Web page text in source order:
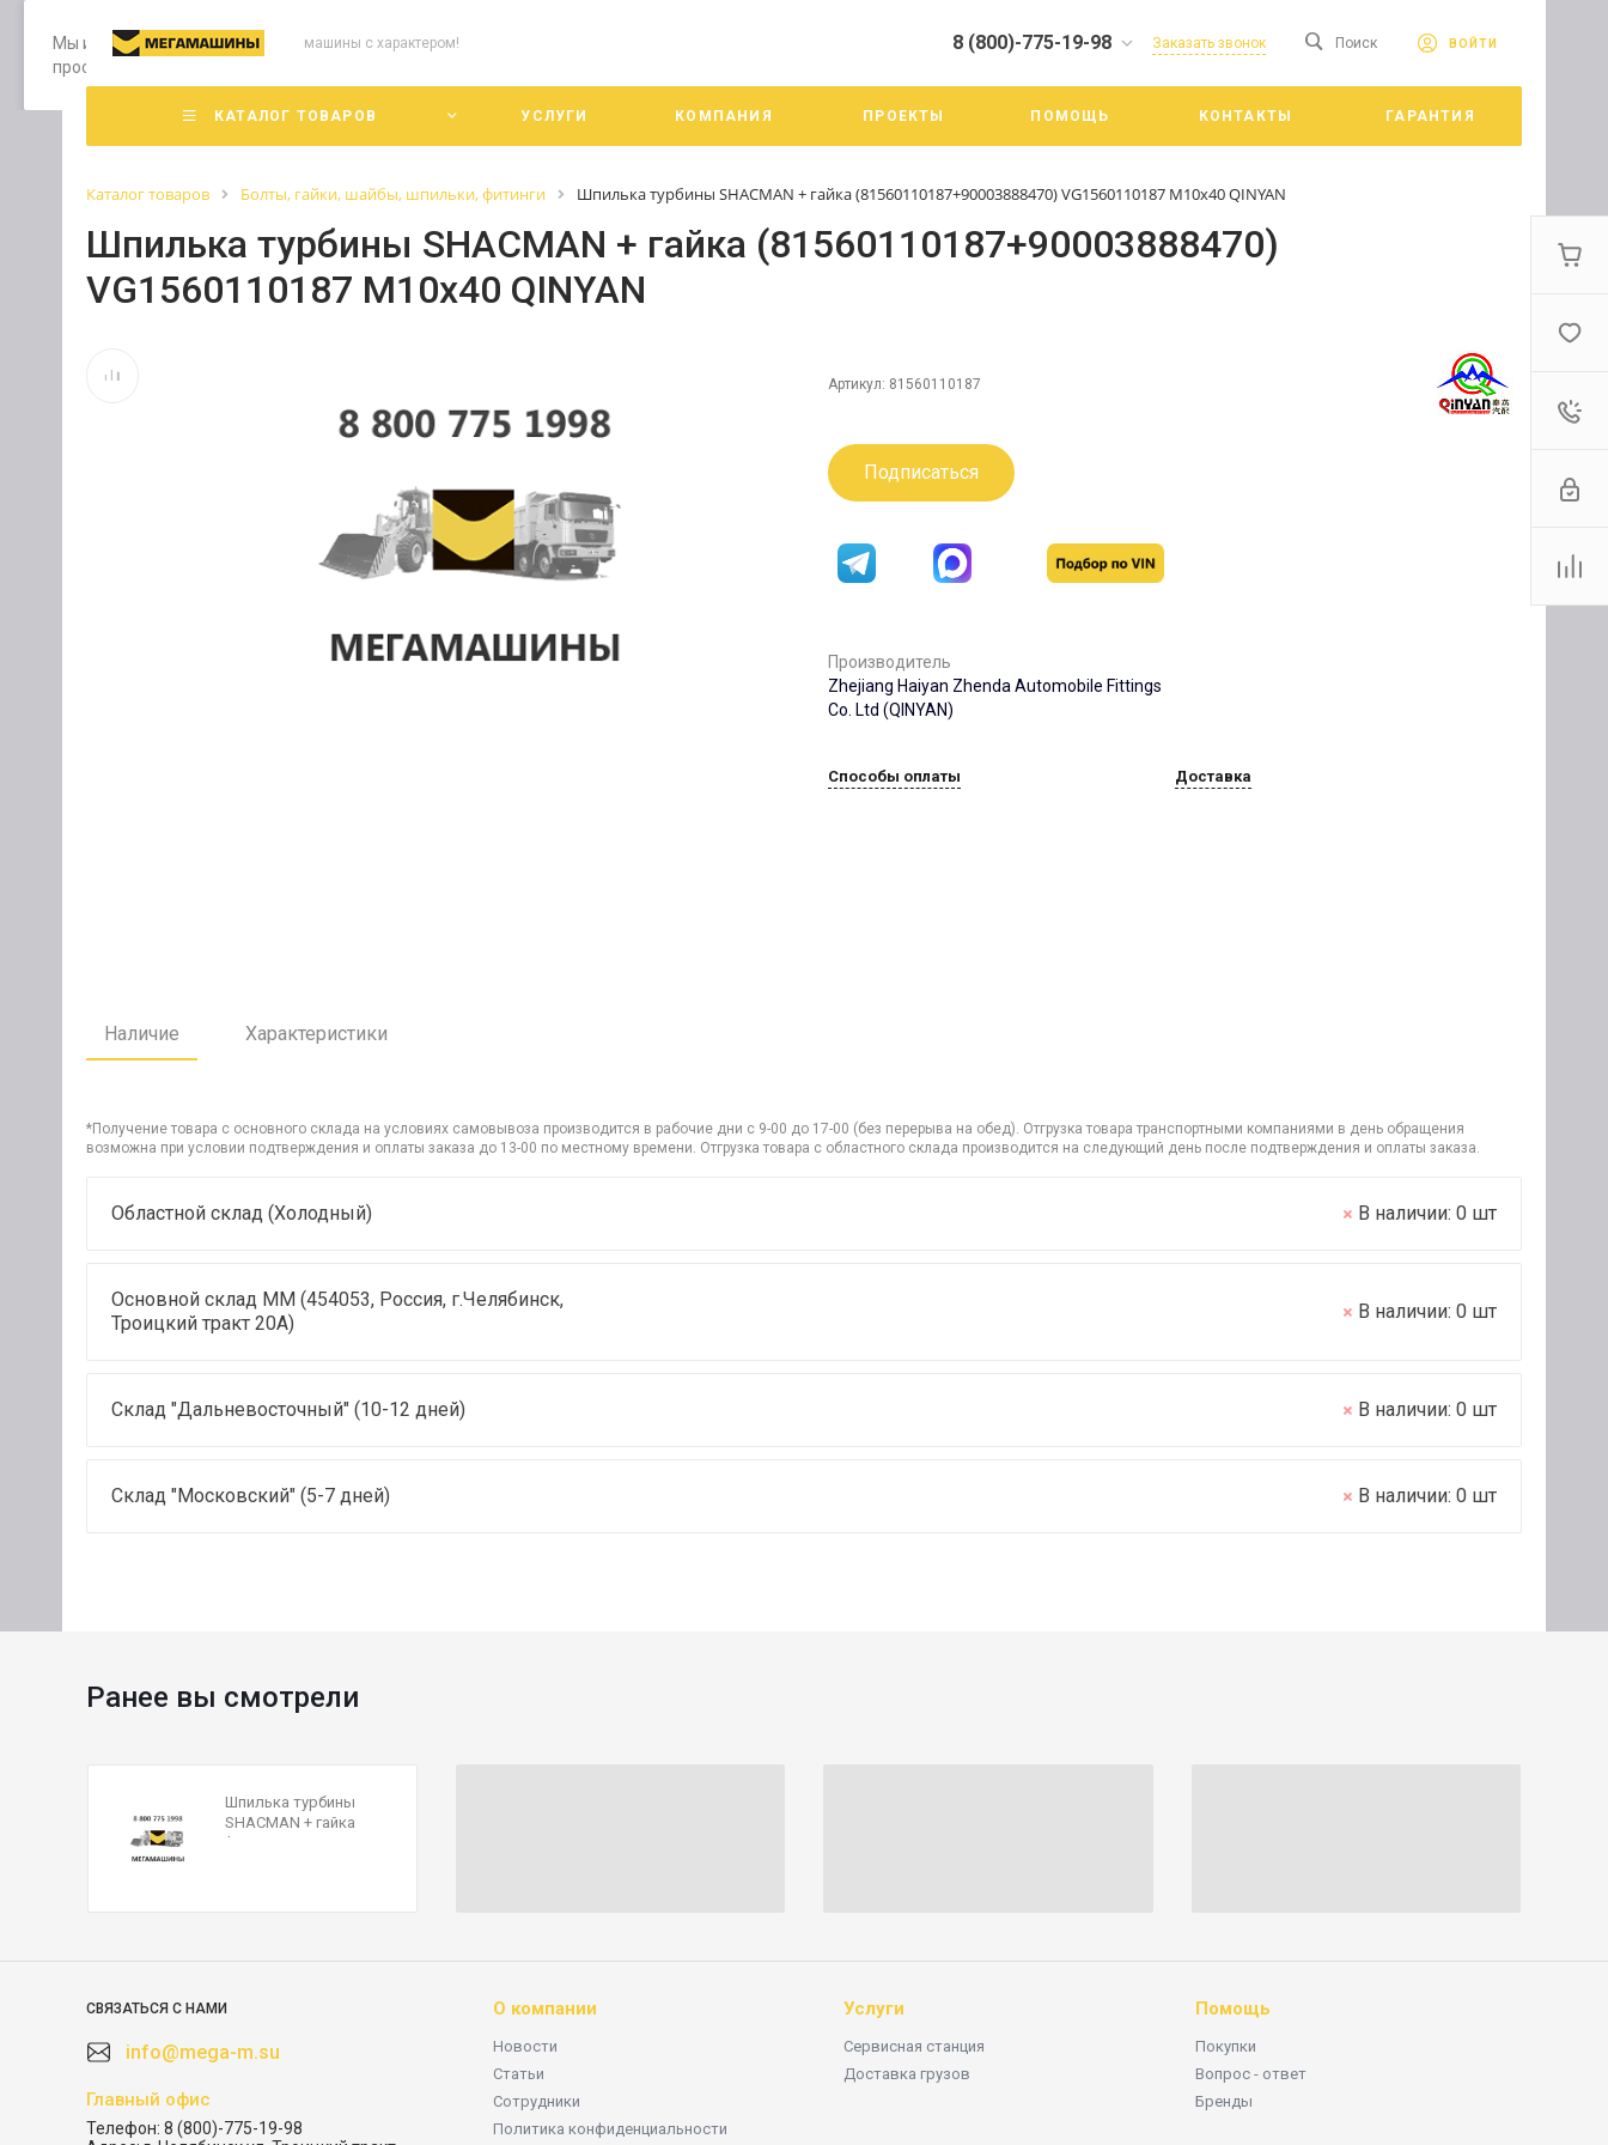
Мы используем файлы cookie, разработанные нашими специалистами и третьими лицами, для анализа событий на нашем веб-сайте. Продолжая
просмотр страниц нашего сайта, вы принимаете условия его использования. Более подробные сведения смотрите в Политике конфиденциальности
Принять
машины с характером! 8 (800)-775-19-98
г. Челябинск ул. Троицкий
тракт 20А/3
Cб-Вс: Выходной
Заказать звонок Поиск ВОЙТИ
КАТАЛОГ ТОВАРОВ УСЛУГИ КОМПАНИЯ ПРОЕКТЫ ПОМОЩЬ КОНТАКТЫ ГАРАНТИЯ
Каталог товаров Болты, гайки, шайбы, шпильки, фитинги Шпилька турбины SHACMAN + гайка (81560110187+90003888470) VG1560110187 М10х40 QINYAN
Шпилька турбины SHACMAN + гайка (81560110187+90003888470)
VG1560110187 М10х40 QINYAN
Артикул: 81560110187
Подписаться
Производитель
Zhejiang Haiyan Zhenda Automobile Fittings
Co. Ltd (QINYAN)
Способы оплаты Доставка
Наличие Характеристики
*Получение товара с основного склада на условиях самовывоза производится в рабочие дни с 9-00 до 17-00 (без перерыва на обед). Отгрузка товара транспортными компаниями в день обращения
возможна при условии подтверждения и оплаты заказа до 13-00 по местному времени. Отгрузка товара с областного склада производится на следующий день после подтверждения и оплаты заказа.
Областной склад (Холодный) В наличии: 0 шт
Основной склад ММ (454053, Россия, г.Челябинск,
Троицкий тракт 20А)
В наличии: 0 шт
Склад "Дальневосточный" (10-12 дней) В наличии: 0 шт
Склад "Московский" (5-7 дней) В наличии: 0 шт
Ранее вы смотрели
Шпилька турбины
SHACMAN + гайка
(81560110187+9000388
СВЯЗАТЬСЯ С НАМИ
info@mega-m.su
Главный офис
Телефон: 8 (800)-775-19-98
О компании
Новости
Статьи
Сотрудники
Политика конфиденциальности
Услуги
Сервисная станция
Доставка грузов
Помощь
Покупки
Вопрос - ответ
Бренды